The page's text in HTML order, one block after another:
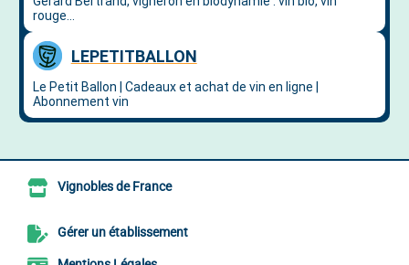
Vignobles de France
Gérer un établissement